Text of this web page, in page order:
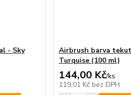
- Sky
Airbrush barva
Turquise (100 ml)
144,00 Kč/ks
119,01 Kč bez DPH